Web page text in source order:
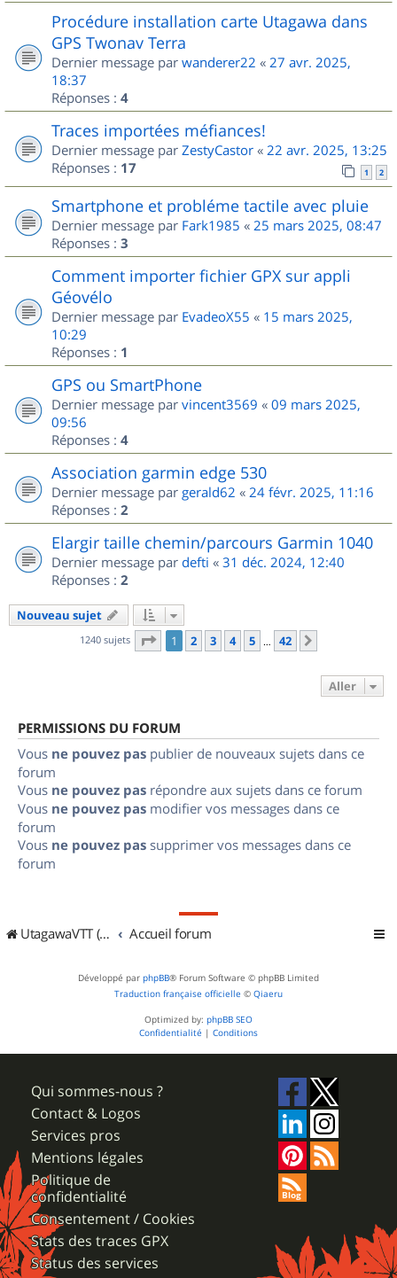
Procédure installation carte Utagawa dans
GPS Twonav Terra
Dernier message par wanderer22 « 27 avr. 2025,
18:37
Réponses : 4
Traces importées méfiances!
Dernier message par ZestyCastor « 22 avr. 2025, 13:25
Réponses : 17 1 2
Smartphone et probléme tactile avec pluie
Dernier message par Fark1985 « 25 mars 2025, 08:47
Réponses : 3
Comment importer fichier GPX sur appli
Géovélo
Dernier message par EvadeoX55 « 15 mars 2025,
10:29
Réponses : 1
GPS ou SmartPhone
Dernier message par vincent3569 « 09 mars 2025,
09:56
Réponses : 4
Association garmin edge 530
Dernier message par gerald62 « 24 févr. 2025, 11:16
Réponses : 2
Elargir taille chemin/parcours Garmin 1040
Dernier message par defti « 31 déc. 2024, 12:40
Réponses : 2
Nouveau sujet
1240 sujets Page 1sur
1 2 3 4 5 … 42
Aller
PERMISSIONS DU FORUM
Vous ne pouvez pas publier de nouveaux sujets dans ce
forum
Vous ne pouvez pas répondre aux sujets dans ce forum
Vous ne pouvez pas modifier vos messages dans ce
forum
Vous ne pouvez pas supprimer vos messages dans ce
forum
UtagawaVTT (Randos VTT et VTTAE avec traces GPS) Accueil forum
Développé par phpBB® Forum Software © phpBB Limited
Traduction française officielle © Qiaeru
Optimized by: phpBB SEO
Confidentialité | Conditions
Qui sommes-nous ?
Contact & Logos
Services pros
Mentions légales
Politique de
confidentialité
Consentement / Cookies
Stats des traces GPX
Status des services